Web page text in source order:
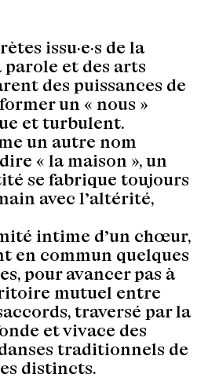
issu·e·s de la
parole et des arts
des puissances de
un « nous »
et turbulent.
un autre nom
« la maison », un
se fabrique toujours
avec l’altérité,
intime d’un chœur,
en commun quelques
pour avancer pas à
mutuel entre
traversé par la
et vivace des
traditionnels de
distincts.